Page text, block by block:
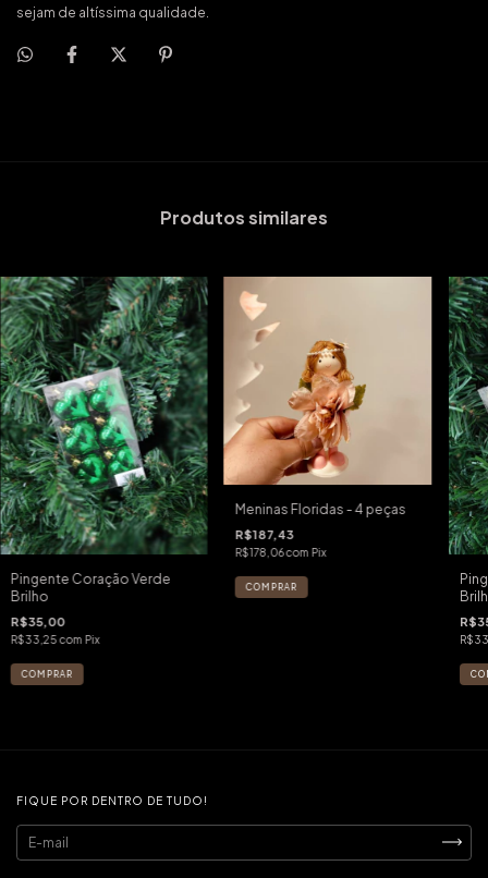
sejam de altíssima qualidade.
Produtos similares
Pingente Coração Verde
Brilho
R$35,00
R$33,25com Pix
Meninas Floridas - 4 peças
R$187,43
R$178,06com Pix
FIQUE POR DENTRO DE TUDO!